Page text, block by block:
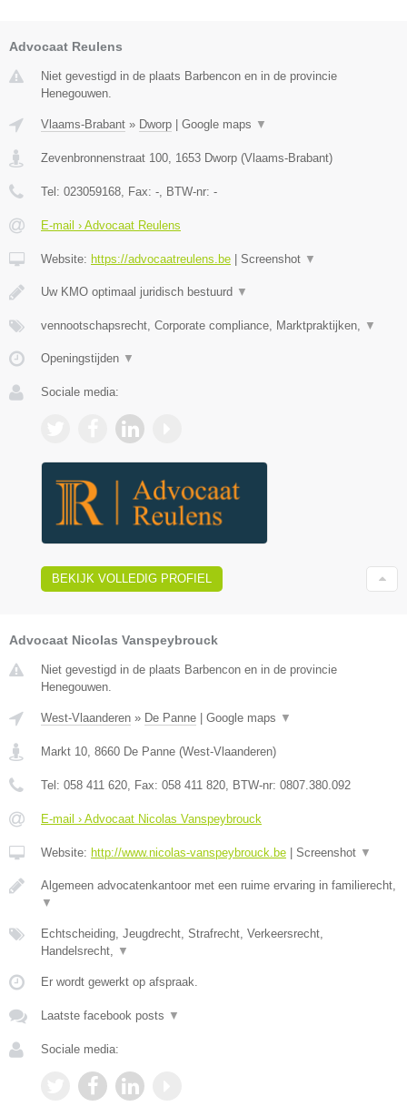
Advocaat Reulens
Niet gevestigd in de plaats Barbencon en in de provincie
Henegouwen.
Vlaams-Brabant » Dworp Google maps ▼
Zevenbronnenstraat 100 1653 Dworp (Vlaams-Brabant)
Tel: 023059168 , Fax: - , BTW-nr: -
E-mail › Advocaat Reulens
Website: https://advocaatreulens.be Screenshot ▼
Uw KMO optimaal juridisch bestuurd ▼
vennootschapsrecht, Corporate compliance, Marktpraktijken, ▼
Openingstijden ▼
Sociale media:
BEKIJK VOLLEDIG PROFIEL
Advocaat Nicolas Vanspeybrouck
Niet gevestigd in de plaats Barbencon en in de provincie
Henegouwen.
West-Vlaanderen » De Panne Google maps ▼
Markt 10, 8660 De Panne (West-Vlaanderen)
Tel: 058 411 620, Fax: 058 411 820, BTW-nr: 0807.380.092
E-mail › Advocaat Nicolas Vanspeybrouck
Website: http://www.nicolas-vanspeybrouck.be Screenshot ▼
Algemeen advocatenkantoor met een ruime ervaring in familierecht,
▼
Echtscheiding, Jeugdrecht, Strafrecht, Verkeersrecht,
Handelsrecht, ▼
Er wordt gewerkt op afspraak.
Laatste facebook posts ▼
Sociale media: